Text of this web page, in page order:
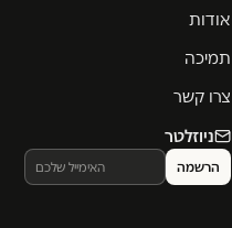
אודות
תמיכה
צרו קשר
ניוזלטר